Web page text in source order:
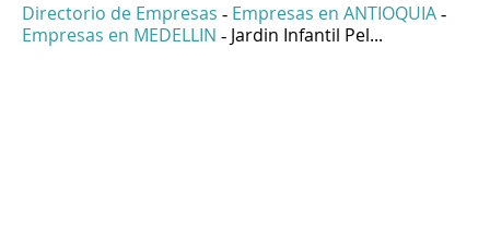
Directorio de Empresas - Empresas en ANTIOQUIA -
Empresas en MEDELLIN - Jardin Infantil Pel...